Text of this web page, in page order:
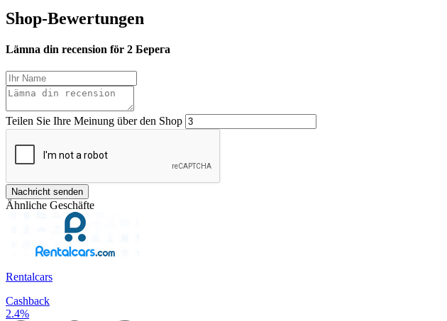
Shop-Bewertungen
Lämna din recension för 2 Берега
Teilen Sie Ihre Meinung über den Shop
Nachricht senden
Ähnliche Geschäfte
Rentalcars
Cashback
2.4%